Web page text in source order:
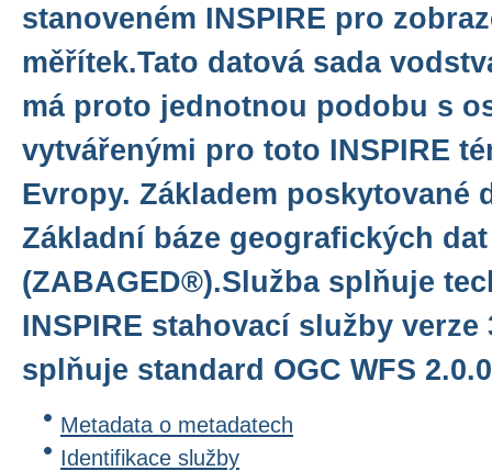
stanoveném INSPIRE pro
měřítek.Tato datová sada
má proto jednotnou podobu s
vytvářenými pro toto INSPIRE
Evropy. Základem poskytované
Základní báze geografických
(ZABAGED®).Služba splňuje
INSPIRE stahovací služby verze
splňuje standard OGC WFS
Metadata o metadatech
Identifikace služby